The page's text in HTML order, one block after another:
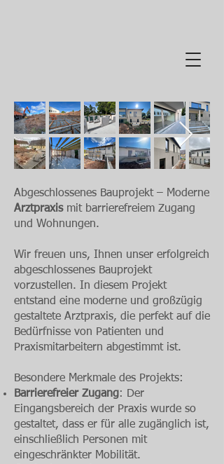
Abgeschlossenes Bauprojekt – Moderne
Arztpraxis mit barrierefreiem Zugang
und Wohnungen.
Wir freuen uns, Ihnen unser erfolgreich
abgeschlossenes Bauprojekt
vorzustellen. In diesem Projekt
entstand eine moderne und großzügig
gestaltete Arztpraxis, die perfekt auf die
Bedürfnisse von Patienten und
Praxismitarbeitern abgestimmt ist.
Besondere Merkmale des Projekts:
Barrierefreier Zugang: Der
Eingangsbereich der Praxis wurde so
gestaltet, dass er für alle zugänglich ist,
einschließlich Personen mit
eingeschränkter Mobilität.